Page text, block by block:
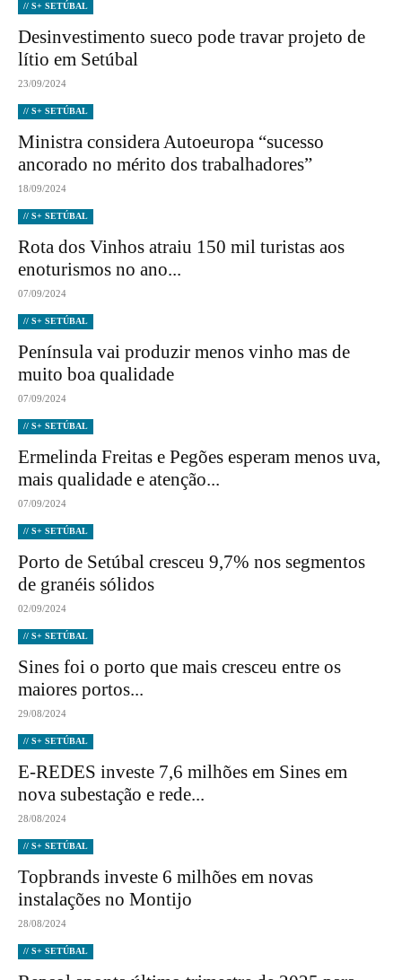
// S+ SETÚBAL
Desinvestimento sueco pode travar projeto de
lítio em Setúbal
23/09/2024
// S+ SETÚBAL
Ministra considera Autoeuropa “sucesso
ancorado no mérito dos trabalhadores”
18/09/2024
// S+ SETÚBAL
Rota dos Vinhos atraiu 150 mil turistas aos
enoturismos no ano...
07/09/2024
// S+ SETÚBAL
Península vai produzir menos vinho mas de
muito boa qualidade
07/09/2024
// S+ SETÚBAL
Ermelinda Freitas e Pegões esperam menos uva,
mais qualidade e atenção...
07/09/2024
// S+ SETÚBAL
Porto de Setúbal cresceu 9,7% nos segmentos
de granéis sólidos
02/09/2024
// S+ SETÚBAL
Sines foi o porto que mais cresceu entre os
maiores portos...
29/08/2024
// S+ SETÚBAL
E-REDES investe 7,6 milhões em Sines em
nova subestação e rede...
28/08/2024
// S+ SETÚBAL
Topbrands investe 6 milhões em novas
instalações no Montijo
28/08/2024
// S+ SETÚBAL